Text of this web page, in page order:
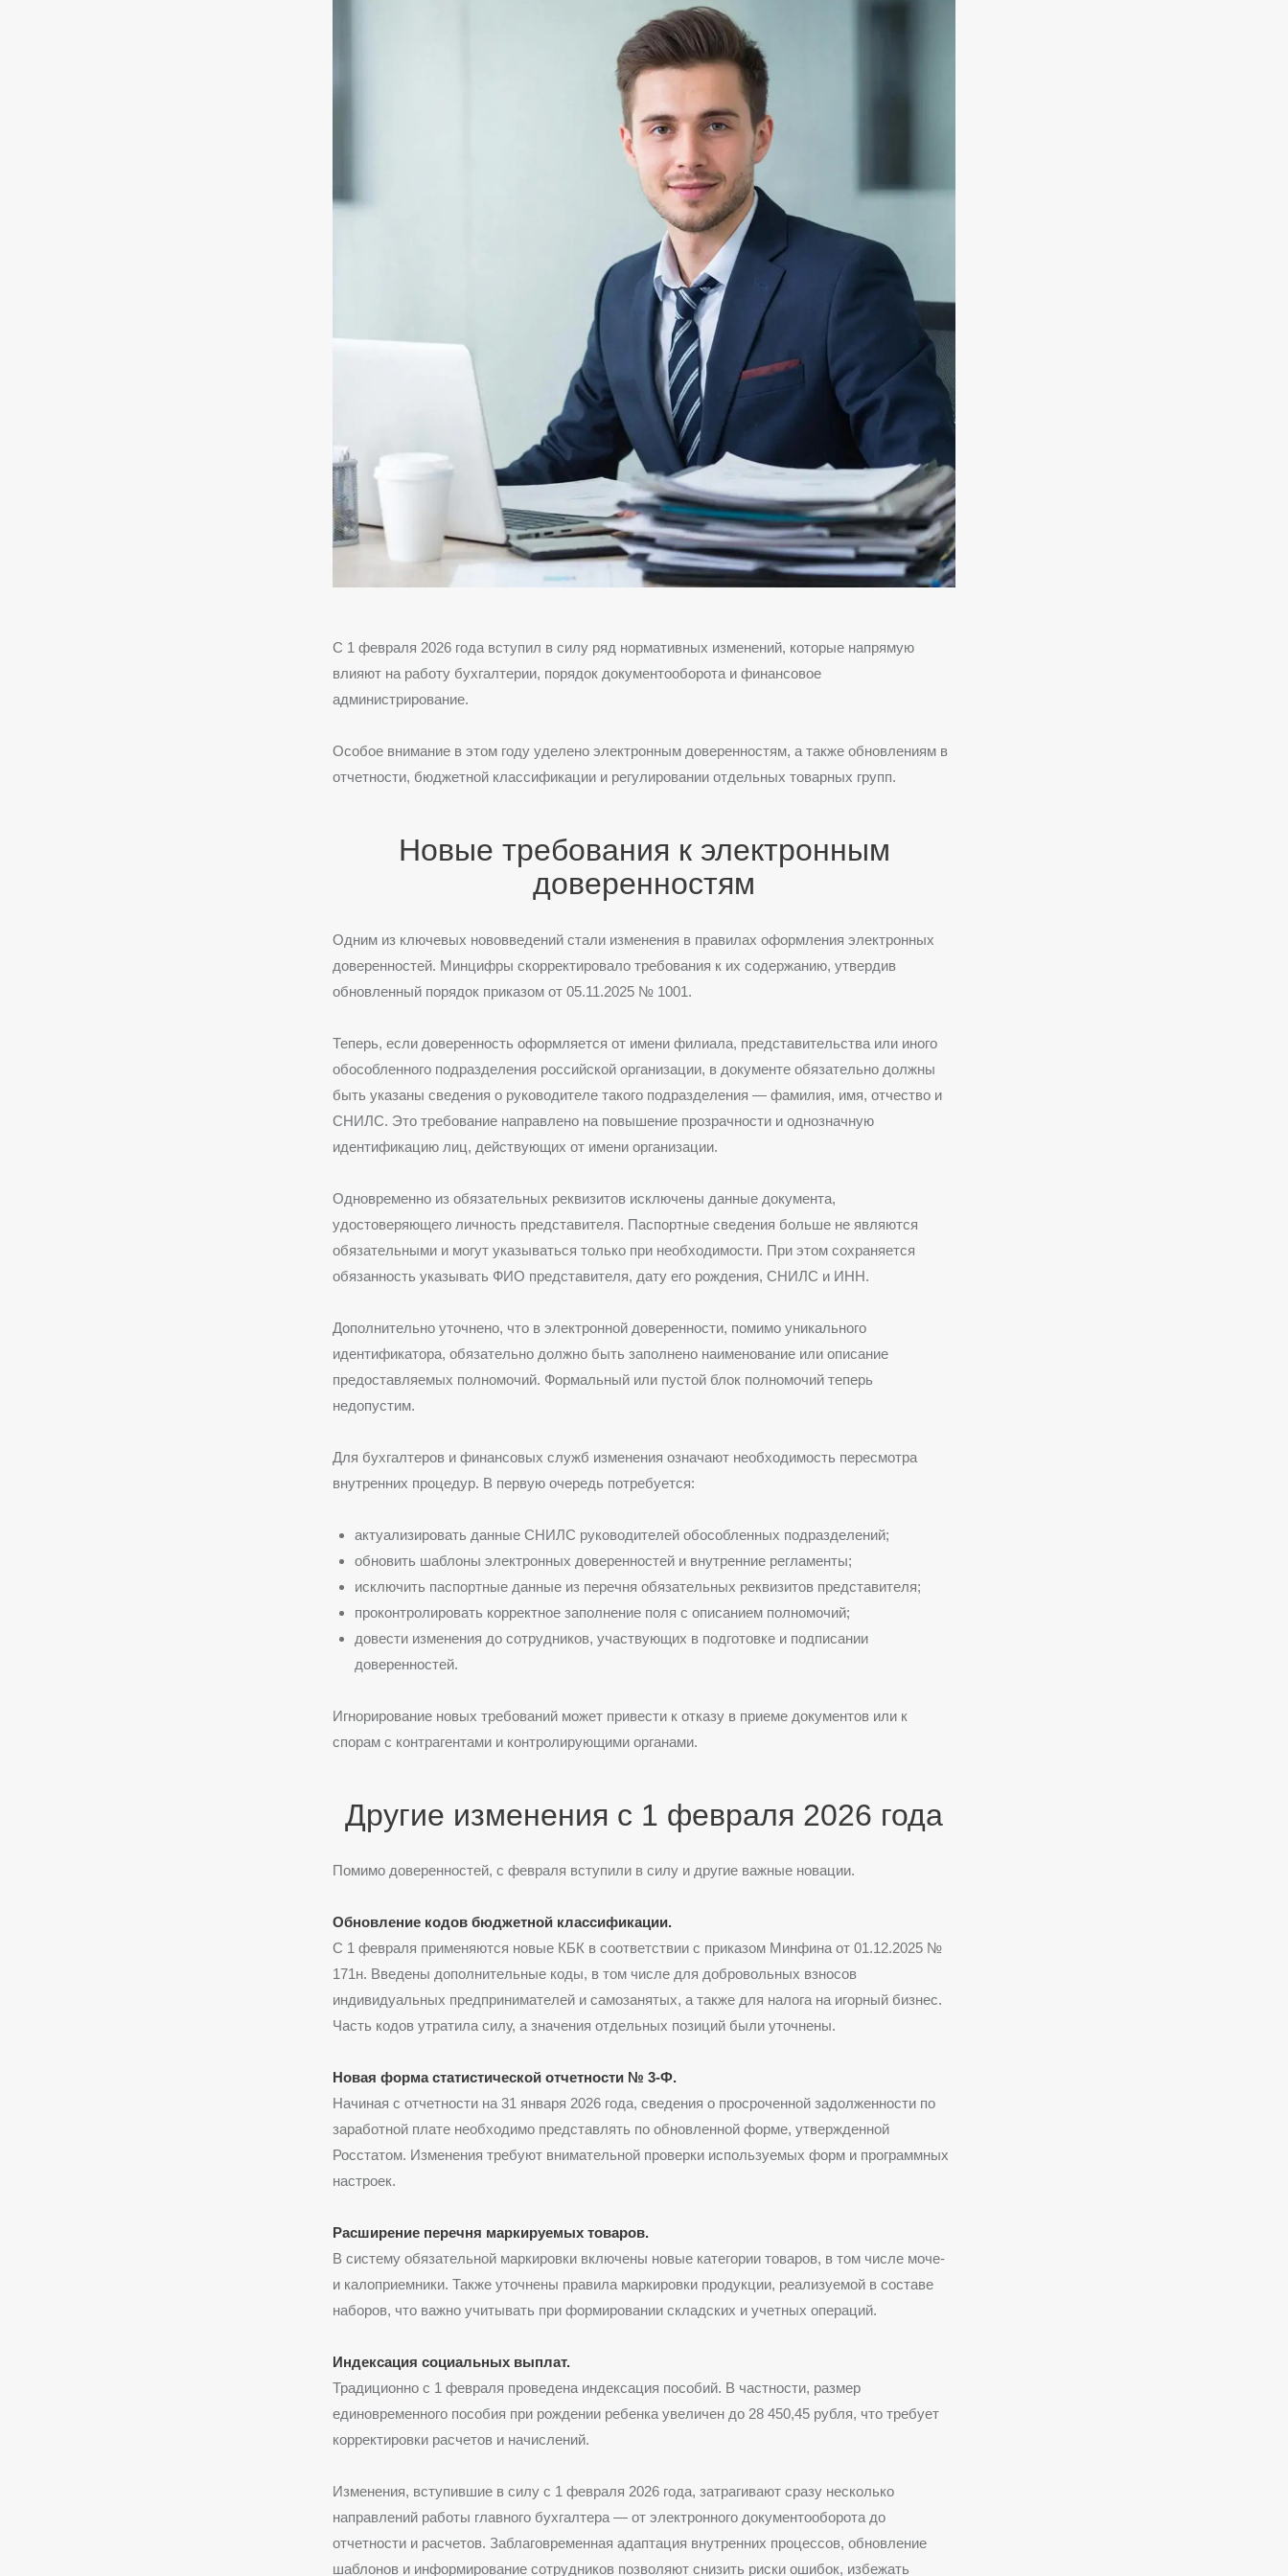
С 1 февраля 2026 года вступил в силу ряд нормативных изменений, которые напрямую
влияют на работу бухгалтерии, порядок документооборота и финансовое
администрирование.
Особое внимание в этом году уделено электронным доверенностям, а также обновлениям в
отчетности, бюджетной классификации и регулировании отдельных товарных групп.
Новые требования к электронным
доверенностям
Одним из ключевых нововведений стали изменения в правилах оформления электронных
доверенностей. Минцифры скорректировало требования к их содержанию, утвердив
обновленный порядок приказом от 05.11.2025 № 1001.
Теперь, если доверенность оформляется от имени филиала, представительства или иного
обособленного подразделения российской организации, в документе обязательно должны
быть указаны сведения о руководителе такого подразделения — фамилия, имя, отчество и
СНИЛС. Это требование направлено на повышение прозрачности и однозначную
идентификацию лиц, действующих от имени организации.
Одновременно из обязательных реквизитов исключены данные документа,
удостоверяющего личность представителя. Паспортные сведения больше не являются
обязательными и могут указываться только при необходимости. При этом сохраняется
обязанность указывать ФИО представителя, дату его рождения, СНИЛС и ИНН.
Дополнительно уточнено, что в электронной доверенности, помимо уникального
идентификатора, обязательно должно быть заполнено наименование или описание
предоставляемых полномочий. Формальный или пустой блок полномочий теперь
недопустим.
Для бухгалтеров и финансовых служб изменения означают необходимость пересмотра
внутренних процедур. В первую очередь потребуется:
актуализировать данные СНИЛС руководителей обособленных подразделений;
обновить шаблоны электронных доверенностей и внутренние регламенты;
исключить паспортные данные из перечня обязательных реквизитов представителя;
проконтролировать корректное заполнение поля с описанием полномочий;
довести изменения до сотрудников, участвующих в подготовке и подписании
доверенностей.
Игнорирование новых требований может привести к отказу в приеме документов или к
спорам с контрагентами и контролирующими органами.
Другие изменения с 1 февраля 2026 года
Помимо доверенностей, с февраля вступили в силу и другие важные новации.
Обновление кодов бюджетной классификации.
С 1 февраля применяются новые КБК в соответствии с приказом Минфина от 01.12.2025 №
171н. Введены дополнительные коды, в том числе для добровольных взносов
индивидуальных предпринимателей и самозанятых, а также для налога на игорный бизнес.
Часть кодов утратила силу, а значения отдельных позиций были уточнены.
Новая форма статистической отчетности № 3-Ф.
Начиная с отчетности на 31 января 2026 года, сведения о просроченной задолженности по
заработной плате необходимо представлять по обновленной форме, утвержденной
Росстатом. Изменения требуют внимательной проверки используемых форм и программных
настроек.
Расширение перечня маркируемых товаров.
В систему обязательной маркировки включены новые категории товаров, в том числе моче-
и калоприемники. Также уточнены правила маркировки продукции, реализуемой в составе
наборов, что важно учитывать при формировании складских и учетных операций.
Индексация социальных выплат.
Традиционно с 1 февраля проведена индексация пособий. В частности, размер
единовременного пособия при рождении ребенка увеличен до 28 450,45 рубля, что требует
корректировки расчетов и начислений.
Изменения, вступившие в силу с 1 февраля 2026 года, затрагивают сразу несколько
направлений работы главного бухгалтера — от электронного документооборота до
отчетности и расчетов. Заблаговременная адаптация внутренних процессов, обновление
шаблонов и информирование сотрудников позволяют снизить риски ошибок, избежать